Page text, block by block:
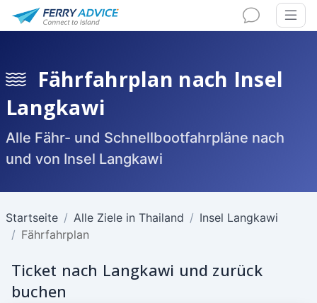
Fährfahrplan nach Insel
Langkawi
Alle Fähr- und Schnellbootfahrpläne nach
und von Insel Langkawi
Startseite Alle Ziele in Thailand
Insel Langkawi
Fährfahrplan
Ticket nach Langkawi und zurück
buchen